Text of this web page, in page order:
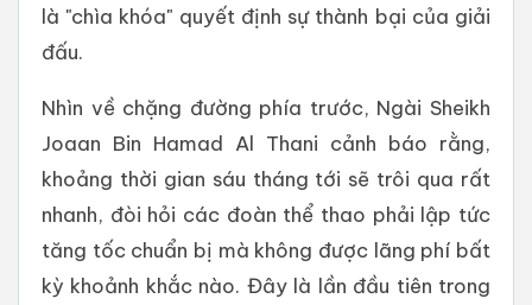
là "chìa khóa" quyết định sự thành bại của giải
đấu.
Nhìn về chặng đường phía trước, Ngài Sheikh
Joaan Bin Hamad Al Thani cảnh báo rằng,
khoảng thời gian sáu tháng tới sẽ trôi qua rất
nhanh, đòi hỏi các đoàn thể thao phải lập tức
tăng tốc chuẩn bị mà không được lãng phí bất
kỳ khoảnh khắc nào. Đây là lần đầu tiên trong